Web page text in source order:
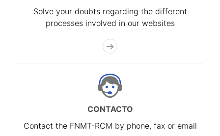
Solve your doubts regarding the different
processes involved in our websites
CONTACTO
Contact the FNMT-RCM by phone, fax or email